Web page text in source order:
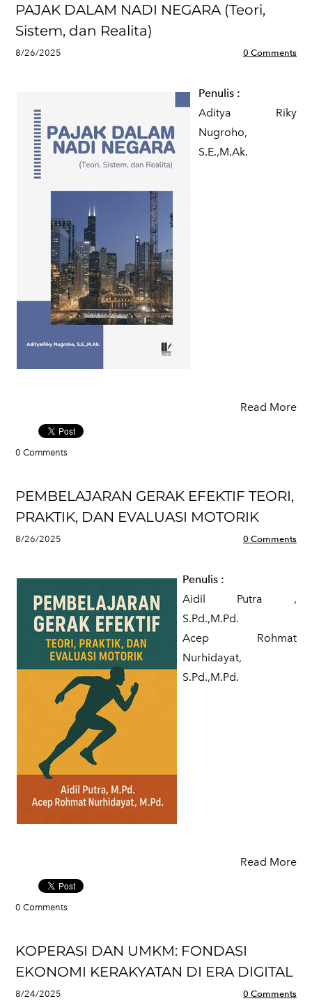
PAJAK DALAM NADI NEGARA (Teori,
Sistem, dan Realita)
8/26/2025 0 Comments
Penulis :
Aditya Riky
Nugroho,
S.E.,M.Ak.
Read More
0 Comments
PEMBELAJARAN GERAK EFEKTIF TEORI,
PRAKTIK, DAN EVALUASI MOTORIK
8/26/2025 0 Comments
Penulis :
Aidil Putra ,
S.Pd.,M.Pd.
Acep Rohmat
Nurhidayat,
S.Pd.,M.Pd.
Read More
0 Comments
KOPERASI DAN UMKM: FONDASI
EKONOMI KERAKYATAN DI ERA DIGITAL
8/24/2025 0 Comments